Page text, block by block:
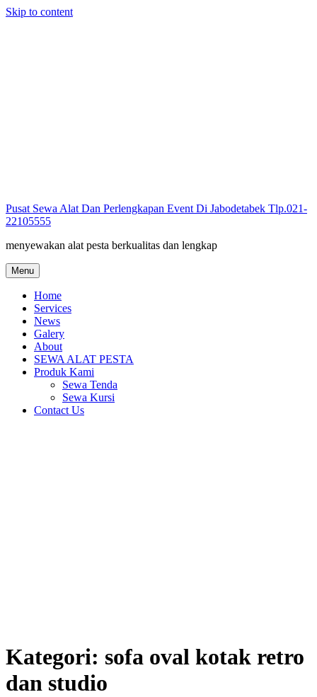
Skip to content
Pusat Sewa Alat Dan Perlengkapan Event Di Jabodetabek Tlp.021-
22105555
menyewakan alat pesta berkualitas dan lengkap
Menu
Home
Services
News
Galery
About
SEWA ALAT PESTA
Produk Kami
Sewa Tenda
Sewa Kursi
Contact Us
Kategori: sofa oval kotak retro
dan studio